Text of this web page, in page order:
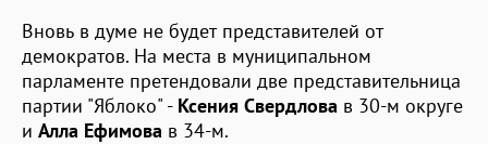
Вновь в думе не будет представителей от
демократов. На места в муниципальном
парламенте претендовали две представительница
партии "Яблоко" - Ксения Свердлова в 30-м округе
и Алла Ефимова в 34-м.